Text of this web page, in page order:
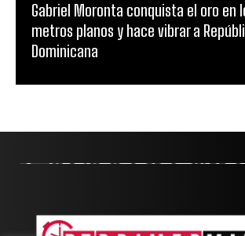
Gabriel Moronta conquista el oro en
metros planos y hace vibrar a
Dominicana